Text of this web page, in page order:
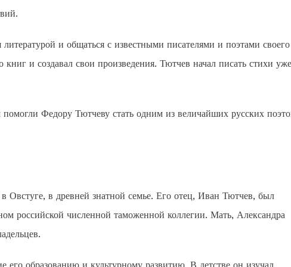
и общаться с известными писателями и поэтами своего
и создавал свои произведения. Тютчев начал писать стихи
Федору Тютчеву стать одним из величайших русских
в древней знатной семье. Его отец, Иван Тютчев, был
российской численной таможенной коллегии. Мать, Александра